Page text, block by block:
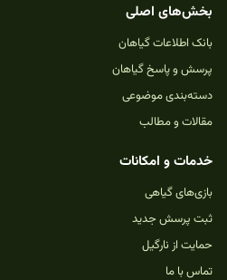
بخش‌های اصلی
بانک اطلاعات گیاهان
پرسش و پاسخ گیاهان
دسته‌بندی موضوعی
مقالات و مطالب
خدمات و امکانات
بازی‌های گیاهی
ثبت پرسش جدید
حمایت از نارگیل
تماس با ما